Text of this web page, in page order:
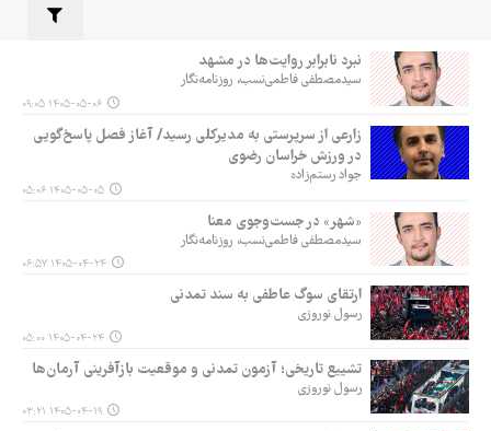
نبرد نابرابر روایت‌ها در مشهد
سیدمصطفی فاطمی‌نسب، روزنامه‌نگار
۱۴۰۵-۰۵-۰۶ ۰۹:۰۵
زارعی از سرپرستی به مدیرکلی رسید/ آغاز فصل پاسخ‌گویی
در ورزش خراسان رضوی
جواد رستم‌زاده
۱۴۰۵-۰۵-۰۵ ۰۵:۰۶
«شهر» در جست‌وجوی معنا
سیدمصطفی فاطمی‌نسب، روزنامه‌نگار
۱۴۰۵-۰۴-۲۴ ۰۶:۵۷
ارتقای سوگ عاطفی به سند تمدنی
رسول نوروزی
۱۴۰۵-۰۴-۲۴ ۰۵:۰۰
تشییع تاریخی؛ آزمون تمدنی و موقعیت بازآفرینی آرمان‌ها
رسول نوروزی
۱۴۰۵-۰۴-۱۹ ۰۳:۲۱